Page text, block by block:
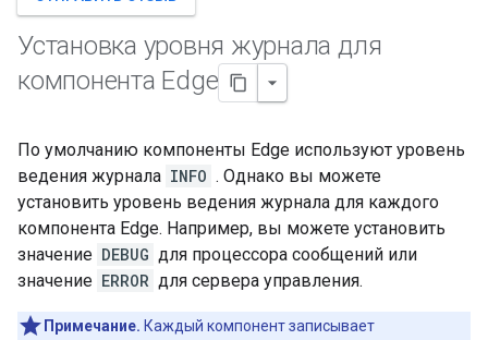
Установка уровня журнала для
компонента Edge
По умолчанию компоненты Edge используют уровень
ведения журнала INFO . Однако вы можете
установить уровень ведения журнала для каждого
компонента Edge. Например, вы можете установить
значение DEBUG для процессора сообщений или
значение ERROR для сервера управления.
Примечание. Каждый компонент записывает